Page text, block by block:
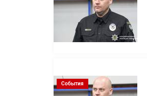
События